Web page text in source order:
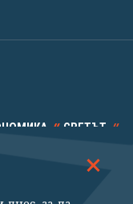
СВЕТЪТ
КАЛЕЙДОСКОП